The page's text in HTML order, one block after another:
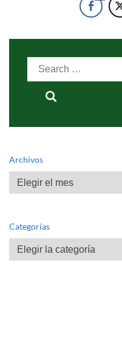
Search
Archivos
Archivos
Categorías
Categorías